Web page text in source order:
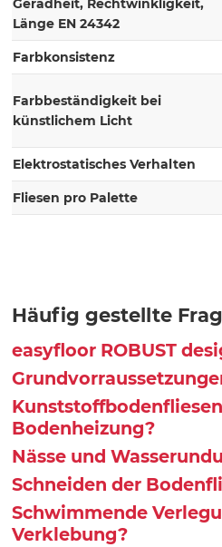
Geradheit, Rechtwinkligkeit,
Länge EN 24342
Farbkonsistenz
Farbbeständigkeit bei
künstlichem Licht
Elektrostatisches Verhalten
Fliesen pro Palette
Häufig gestellte
easyfloor ROBUST
Bodenheizung?
Nässe und
Schneiden der
Schwimmende
Verklebung?